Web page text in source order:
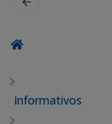
Informativos